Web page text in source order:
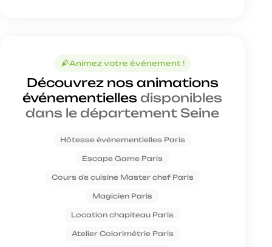
celebrationAnimez votre événement !
Découvrez nos animations
événementiellesdisponibles
dans le département Seine
Hôtesse événementielles Paris
Escape Game Paris
Cours de cuisine Master chef Paris
Magicien Paris
Location chapiteau Paris
Atelier Colorimétrie Paris